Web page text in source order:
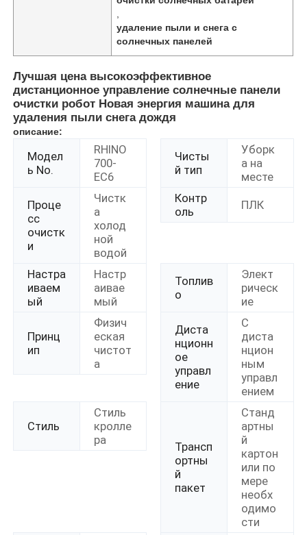
удаление пыли и снега с
солнечных панелей
Лучшая цена высокоэффективное
дистанционное управление солнечные панели
очистки робот Новая энергия машина для
удаления пыли снега дождя
описание:
Модел
ь No.
RHINO
700-
EC6
Чисты
й тип
Уборк
а на
месте
Проце
сс
очистк
и
Чистк
а
холод
ной
водой
Контр
оль
ПЛК
Настра
иваем
ый
Настр
аивае
мый
Топлив
о
Элект
рическ
ие
Принц
ип
Физич
еская
чистот
а
Диста
нционн
ое
управл
ение
С
диста
нцион
ным
управл
ением
Стиль
Стиль
кролле
ра
Трансп
ортны
й
пакет
Станд
артны
й
картон
или по
мере
необх
одимо
сти